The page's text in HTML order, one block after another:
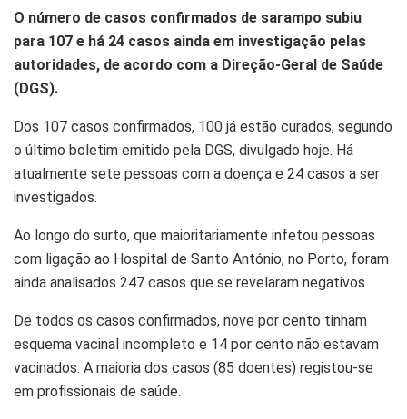
O número de casos confirmados de sarampo subiu
para 107 e há 24 casos ainda em investigação pelas
autoridades, de acordo com a Direção-Geral de Saúde
(DGS).
Dos 107 casos confirmados, 100 já estão curados, segundo
o último boletim emitido pela DGS, divulgado hoje. Há
atualmente sete pessoas com a doença e 24 casos a ser
investigados.
Ao longo do surto, que maioritariamente infetou pessoas
com ligação ao Hospital de Santo António, no Porto, foram
ainda analisados 247 casos que se revelaram negativos.
De todos os casos confirmados, nove por cento tinham
esquema vacinal incompleto e 14 por cento não estavam
vacinados. A maioria dos casos (85 doentes) registou-se
em profissionais de saúde.